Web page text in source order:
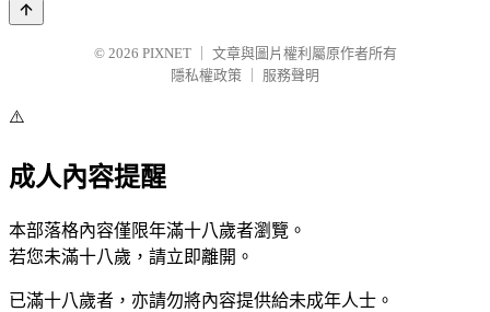
© 2026 PIXNET
文章與圖片權利屬原作者所有
隱私權政策
服務聲明
⚠️
成人內容提醒
本部落格內容僅限年滿十八歲者瀏覽。
若您未滿十八歲，請立即離開。
已滿十八歲者，亦請勿將內容提供給未成年人士。